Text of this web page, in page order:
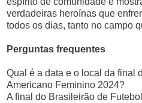
verdadeiras heroínas que
todos os dias, tanto no campo
Perguntas frequentes
Qual é a data e o local da final
Americano Feminino 2024?
A final do Brasileirão de